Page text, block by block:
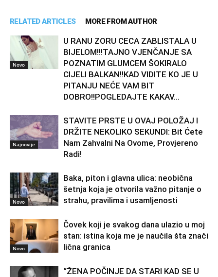
RELATED ARTICLES MORE FROM AUTHOR
Novo
U RANU ZORU CECA ZABLISTALA U
BIJELOM!!!TAJNO VJENČANJE SA
POZNATIM GLUMCEM ŠOKIRALO
CIJELI BALKAN!!KAD VIDITE KO JE U
PITANJU NEĆE VAM BIT
DOBRO!!POGLEDAJTE KAKAV...
Najnovije
STAVITE PRSTE U OVAJ POLOŽAJ I
DRŽITE NEKOLIKO SEKUNDI: Bit Ćete
Nam Zahvalni Na Ovome, Provjereno
Radi!
Novo
Baka, piton i glavna ulica: neobična
šetnja koja je otvorila važno pitanje o
strahu, pravilima i usamljenosti
Novo
Čovek koji je svakog dana ulazio u moj
stan: istina koja me je naučila šta znači
lična granica
“ŽENA POČINJE DA STARI KAD SE U